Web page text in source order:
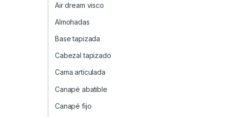
Air dream visco
Almohadas
Base tapizada
Cabezal tapizado
Cama articulada
Canapé abatible
Canapé fijo